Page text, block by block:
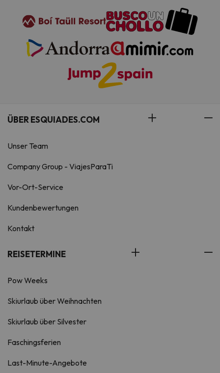
ÜBER ESQUIADES.COM
Unser Team
Company Group - ViajesParaTi
Vor-Ort-Service
Kundenbewertungen
Kontakt
REISETERMINE
Pow Weeks
Skiurlaub über Weihnachten
Skiurlaub über Silvester
Faschingsferien
Last-Minute-Angebote